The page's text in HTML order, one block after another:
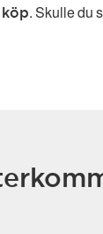
. Skulle du